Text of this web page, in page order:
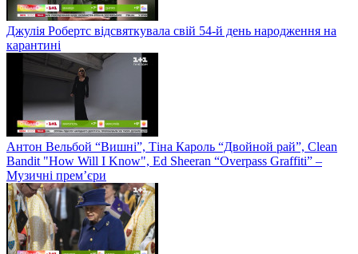
Джулія Робертс відсвяткувала свій 54-й день народження на
карантині
Антон Вельбой “Вишні”, Тіна Кароль “Двойной рай”, Clean
Bandit "How Will I Know", Ed Sheeran “Overpass Graffiti” –
Музичні прем’єри